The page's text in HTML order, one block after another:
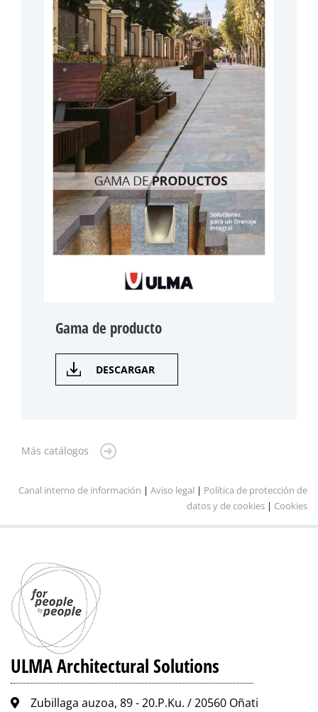
Gama de producto
DESCARGAR
Más catálogos
Canal interno de información | Aviso legal | Política de protección de
datos y de cookies | Cookies
ULMA Architectural Solutions
Zubillaga auzoa, 89 - 20.P.Ku. / 20560 Oñati